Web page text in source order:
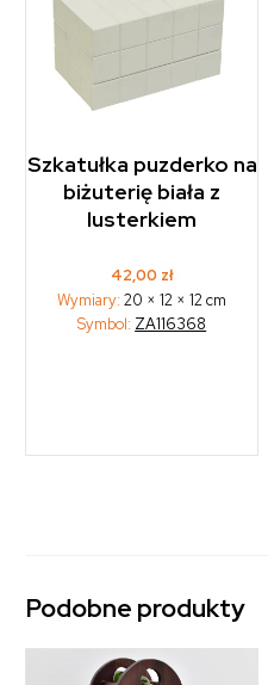
Szkatułka puzderko na
biżuterię biała z
lusterkiem
42,00 zł
Wymiary:20 × 12 × 12 cm
Symbol: ZA116368
Podobne produkty